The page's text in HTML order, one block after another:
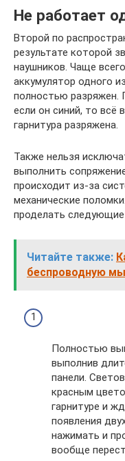
Не работает
Второй по
результате которой
наушников. Чаще
аккумулятор одного
полностью разряжен.
если он синий, то всё
гарнитура разряжена.
Также нельзя
выполнить
происходит из-за
механические
проделать следующие
Читайте также:
беспроводную
Полностью
выполнив
панели.
красным
гарнитуре и
появления
нажимать и
вообще